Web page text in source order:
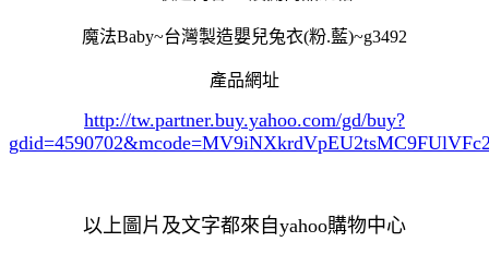
魔法Baby~台灣製造嬰兒兔衣(粉.藍)~g3492
產品網址
http://tw.partner.buy.yahoo.com/gd/buy?
gdid=4590702
以上圖片及文字都來自yahoo購物中心